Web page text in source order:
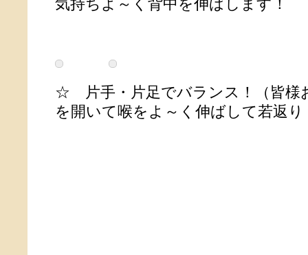
気持ちよ～く背中を伸ばします！
☆ 片手・片足でバランス！（
を開いて喉をよ～く伸ばして若返り